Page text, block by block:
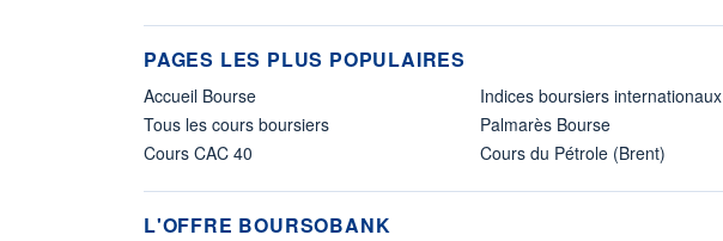
PAGES LES PLUS POPULAIRES
Accueil Bourse
Tous les cours boursiers
Cours CAC 40
Indices boursiers internationaux
Palmarès Bourse
Cours du Pétrole (Brent)
L'OFFRE BOURSOBANK